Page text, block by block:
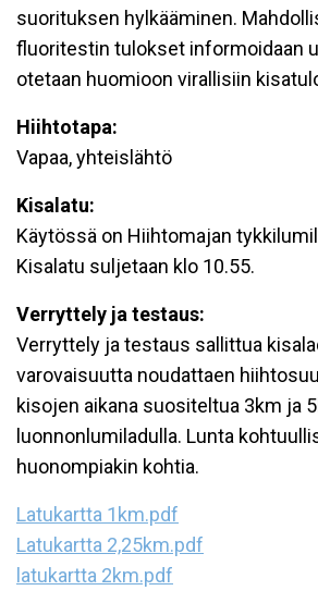
suorituksen hylkääminen.
fluoritestin tulokset informoidaan
otetaan huomioon virallisiin
Hiihtotapa:
Vapaa, yhteislähtö
Kisalatu:
Käytössä on Hiihtomajan
Kisalatu suljetaan klo 10.55.
Verryttely ja testaus:
Verryttely ja testaus sallittua
varovaisuutta noudattaen
kisojen aikana suositeltua 3km ja
luonnonlumiladulla. Lunta
huonompiakin kohtia.
Latukartta 1km.pdf
Latukartta 2,25km.pdf
latukartta 2km.pdf